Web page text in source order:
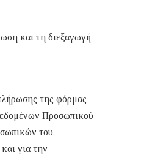
και τη διεξαγωγή
της φόρμας
Προσωπικού
του
για την